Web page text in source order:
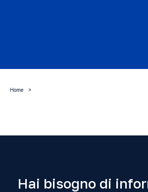
Home
Hai bisogno di